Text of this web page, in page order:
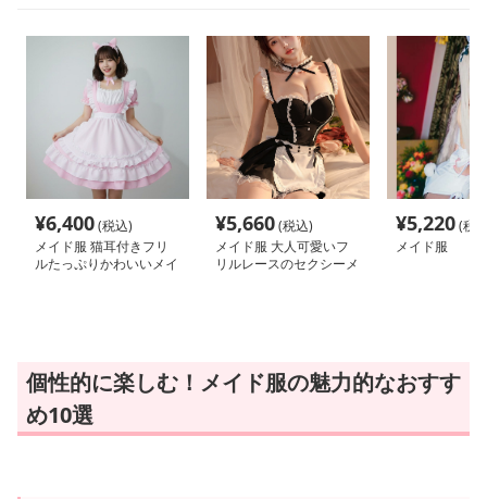
¥6,400(税込)
メイド服 猫耳付きフリ
ルたっぷりかわいいメイ
¥5,660(税込)
メイド服 大人可愛いフ
リルレースのセクシーメ
¥5,220(税
メイド服
個性的に楽しむ！メイド服の魅力的なおすす
め10選